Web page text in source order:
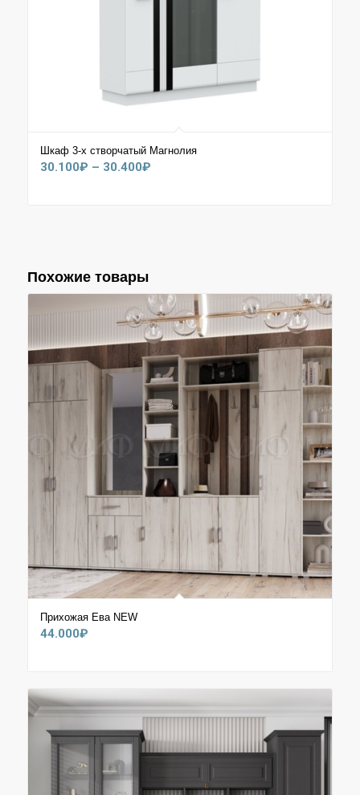
Шкаф 3-х створчатый Магнолия
30.100₽ – 30.400₽Диапазон
Похожие товары
Прихожая Ева NEW
44.000₽